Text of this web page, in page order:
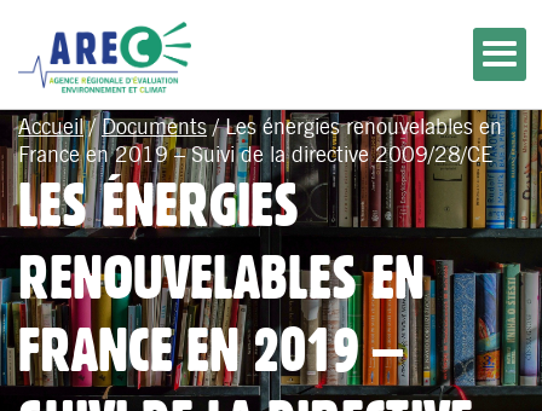
Accueil/Documents/Les énergies renouvelables en
France en 2019 – Suivi de la directive 2009/28/CE
LES ÉNERGIES
RENOUVELABLES EN
FRANCE EN 2019 –